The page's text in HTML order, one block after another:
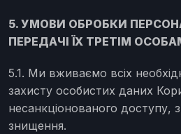
5. УМОВИ ОБРОБКИ
ПЕРЕДАЧІ ЇХ ТРЕТІМ
5.1. Ми вживаємо всіх
захисту особистих даних
несанкціонованого доступу,
знищення.